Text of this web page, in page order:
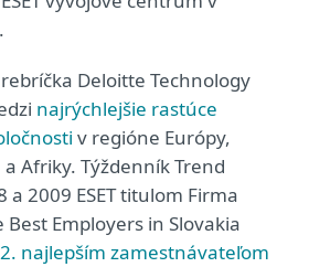
Deloitte Technology
najrýchlejšie rastúce
v regióne Európy,
Afriky. Týždenník Trend
a 2009 ESET titulom Firma
Employers in Slovakia
2. najlepším zamestnávateľom